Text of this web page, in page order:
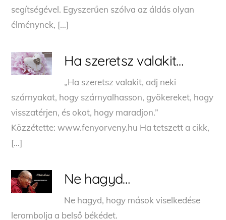
segítségével. Egyszerűen szólva az áldás olyan
élménynek, […]
Ha szeretsz valakit…
„Ha szeretsz valakit, adj neki
szárnyakat, hogy szárnyalhasson, gyökereket, hogy
visszatérjen, és okot, hogy maradjon.”
Közzétette: www.fenyorveny.hu Ha tetszett a cikk,
[…]
Ne hagyd…
Ne hagyd, hogy mások viselkedése
lerombolja a belső békédet.